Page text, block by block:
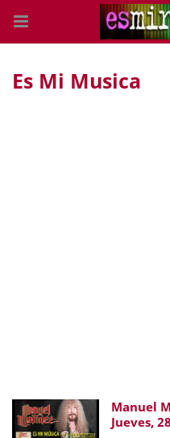
Es Mi Musica
Manuel
Jueves,